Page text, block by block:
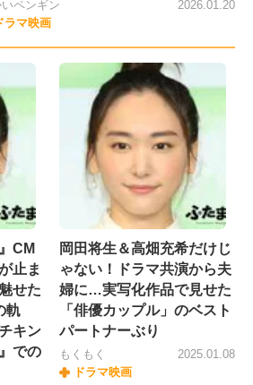
ペンギン
ラマ映画
2026.01.20
CM
止ま
せた
軌
キン
での
岡田将生＆高畑充希だけじ
ゃない！ドラマ共演から夫
婦に…実写化作品で見せた
「俳優カップル」のベスト
パートナーぶり
もくもく
ドラマ映画
2025.01.08